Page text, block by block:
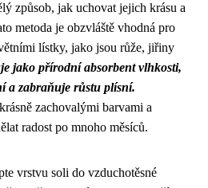
způsob, jak uchovat jejich krásu a
metoda je obzvláště vhodná pro
lístky, jako jsou růže, jiřiny
jako přírodní absorbent vlhkosti,
a zabraňuje růstu plísní.
zachovalými barvami a
radost po mnoho měsíců.
vrstvu soli do vzduchotěsné